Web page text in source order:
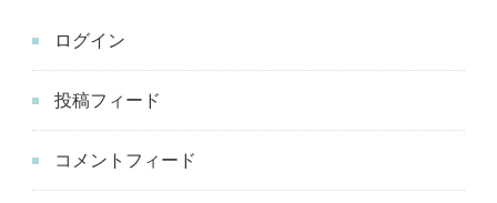
ログイン
投稿フィード
コメントフィード